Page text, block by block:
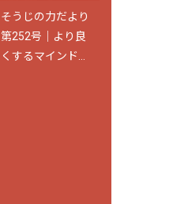
そうじの力だより
第252号｜より良
くするマインドが
そうじの力だより
第209号｜競い合
って高めていく